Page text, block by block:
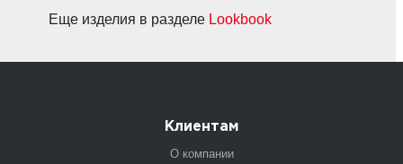
Еще изделия в разделе Lookbook
Клиентам
О компании